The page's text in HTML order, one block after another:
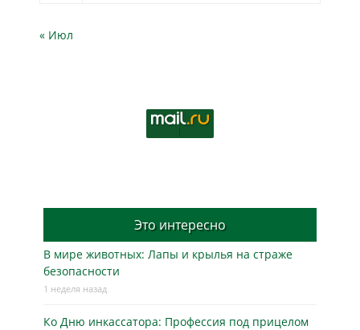
« Июл
Это интересно
В мире животных: Лапы и крылья на страже
безопасности
1 неделя назад
Ко Дню инкассатора: Профессия под прицелом